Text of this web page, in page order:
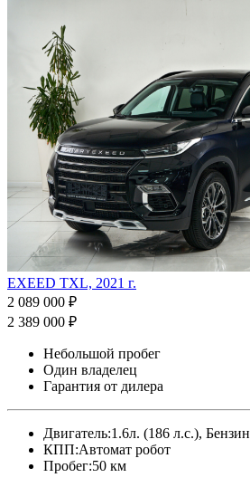
EXEED TXL, 2021 г.
2 089 000 ₽
2 389 000 ₽
Небольшой пробег
Один владелец
Гарантия от дилера
Двигатель:1.6л. (186 л.с.), Бензин
КПП:Автомат робот
Пробег:50 км